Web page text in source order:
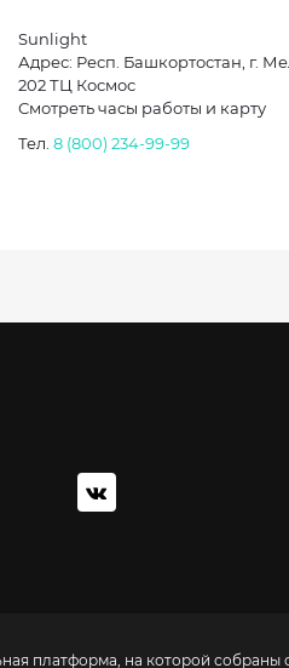
Sunlight
Адрес: Респ. Башкортостан, г.
202 ТЦ Космос
Смотреть часы работы и карту
Тел.8 (800) 234-99-99
платформа, на которой собраны